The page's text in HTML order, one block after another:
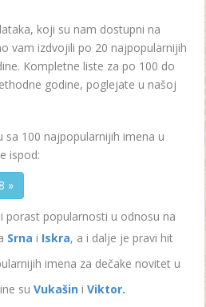
koji su nam dostupni na
vam izdvojili po 20 najpopularnijih
Kompletne liste za po 100 do
godine, poglejate u našoj
100 najpopularnijih imena u
ispod:
»
porast popularnosti u odnosu na
Srna i Iskra, a i dalje je pravi hit
imena za dečake novitet u
su Vukašin i Viktor.